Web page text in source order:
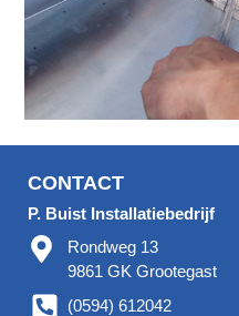
CONTACT
P. Buist Installatiebedrijf
Rondweg 13
9861 GK Grootegast
(0594) 612042